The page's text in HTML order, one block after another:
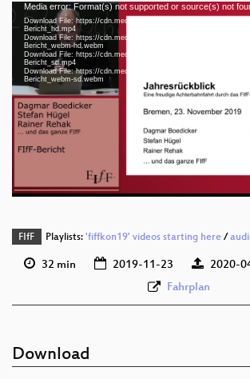
Video
Player
Media error: Format(s) not supported or source(s) not
Download File: https://cdn.media.ccc.de/events/fiffkon/2019/h264-
Bericht_hd.mp4
Download File: https://cdn.media.ccc.de/events/fiffkon/2019/webm-
Bericht_webm-hd.webm
Download File: https://cdn.media.ccc.de/events/fiffkon/2019/h264-
Bericht_sd.mp4
Download File: https://cdn.media.ccc.de/events/fiffkon/2019/webm-
Bericht_webm-sd.webm
FIfF Playlists: 'fiffkon19' videos starting here/
32 min 2019-11-23 2020-
Fahrplan
Download